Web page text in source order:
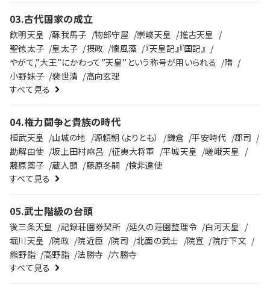
03.古代国家の成立
欽明天皇 蘇我馬子 物部守屋 崇峻天皇
推古天皇
聖徳太子
皇太子 摂政 懐風藻
『天皇記』『国記』
やがて,”大王”にかわって”天皇”という称号が用いられる
隋
小野妹子
裴世清
高向玄理
すべて見る
04.権力闘争と貴族の時代
桓武天皇 山城の地 源頼朝（よりとも） 鎌倉 平安時代
郡司
勘解由使
坂上田村麻呂 征夷大将軍 平城天皇
嵯峨天皇
藤原薬子
蔵人頭 藤原冬嗣
検非違使
すべて見る
05.武士階級の台頭
後三条天皇 記録荘園券契所 延久の荘園整理令
白河天皇
堀川天皇
院政 院近臣 院司 北面の武士 院宣
院庁下文
熊野詣
高野詣 法勝寺
六勝寺
すべて見る